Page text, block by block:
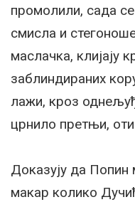
промолили, сада
смисла и
маслачка, клијају
заблиндираних
лажи, кроз
црнило претњи,
Доказују да
макар колико